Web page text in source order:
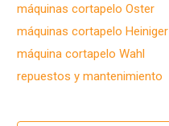
máquinas cortapelo Oster
máquinas cortapelo Heiniger
máquina cortapelo Wahl
repuestos y mantenimiento